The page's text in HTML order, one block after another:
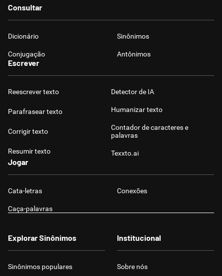
Consultar
Dicionário Sinônimos
Conjugação Antônimos
Escrever
Reescrever texto
Parafrasear texto
Corrigir texto
Resumir texto
Detector de IA
Humanizar texto
Contador de caracteres e
palavras
Texxto.ai
Jogar
Cata-letras Conexões
Caça-palavras
Explorar Sinônimos
Sinônimos populares
Institucional
Sobre nós